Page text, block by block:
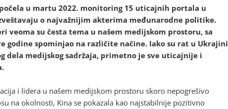
u martu 2022. monitoring 15 uticajnih portala u
o najvažnijim akterima međunarodne politike.
veoma su česta tema u našem medijskom prostoru, sa
godine spominjao na različite načine. Iako su rat u Ukrajini
dela medijskog sadržaja, primetno je sve uticajnije i
i lidera u našem medijskom prostoru skoro nepogrešivo
na okolnosti, Kina se pokazala kao najstabilnije pozitivno